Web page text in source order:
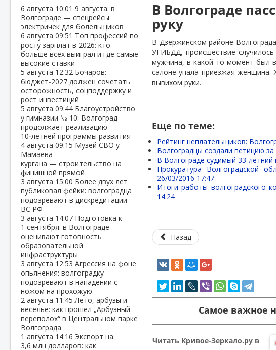
6 августа 10:01 9 августа: в
Волгограде — спецрейсы
электричек для болельщиков
6 августа 09:51 Топ профессий по
росту зарплат в 2026: кто
больше всех выиграл и где самые
высокие ставки
5 августа 12:32 Бочаров:
бюджет‑2027 должен сочетать
осторожность, соцподдержку и
рост инвестиций
5 августа 09:44 Благоустройство
у гимназии № 10: Волгоград
продолжает реализацию
10‑летней программы развития
4 августа 09:15 Музей СВО у
Мамаева
кургана — строительство на
финишной прямой
3 августа 15:00 Более двух лет
публиковал фейки: волгоградца
подозревают в дискредитации
ВС РФ
3 августа 14:07 Подготовка к
1 сентября: в Волгограде
оценивают готовность
образовательной
инфраструктуры
3 августа 12:53 Агрессия на фоне
опьянения: волгоградку
подозревают в нападении с
ножом на прохожую
2 августа 11:45Лето, арбузы и
веселье: как прошёл „Арбузный
переполох“ в Центральном парке
Волгограда
1 августа 14:16 Экспорт на
3,6 млн долларов: как
В Волгограде
руку
В Дзержинском районе
УГИБДД, происшествие
мужчина, в какой-то момент был
салоне упала приезжая женщина.
вывихом руки.
Еще по теме:
Рейтинг неплательщиков:
Волгоградцы создали петицию
В Волгограде судимый 33-
Прокуратура Волгоградской
26/03/2016 17:47
Итоги работы волгоградского
14:24
Назад
Самое важное
Читать Кривое-Зеркало.ру в